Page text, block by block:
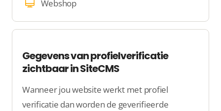
Webshop
Gegevens van profielverificatie
zichtbaar in SiteCMS
Wanneer jou website werkt met profiel
verificatie dan worden de geverifieerde